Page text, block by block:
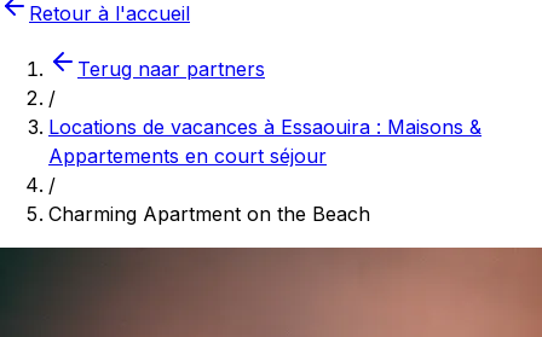
Retour à l'accueil
Terug naar partners
/
Locations de vacances à Essaouira : Maisons &
Appartements en court séjour
/
Charming Apartment on the Beach